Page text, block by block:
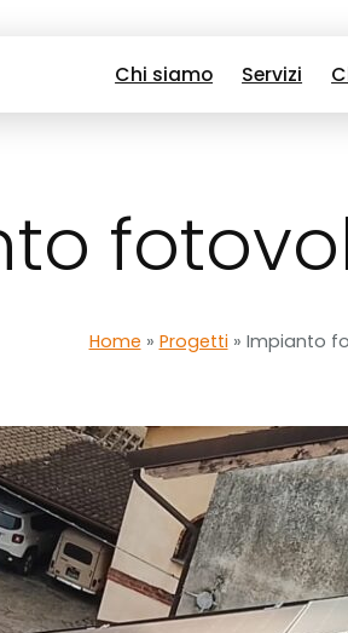
Chi siamo Servizi
Home » Progetti » Impianto